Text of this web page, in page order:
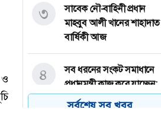
সাবেক নৌ-বাহিনী প্রধান
মাহবুব আলী খানের শাহাদাত
বার্ষিকী আজ
৩
সব ধরনের সংকট সমাধানে
প্রধানমন্ত্রী কাজ করে যাচ্ছেন:
রিজভী
৪
সর্বশেষ সব খবর